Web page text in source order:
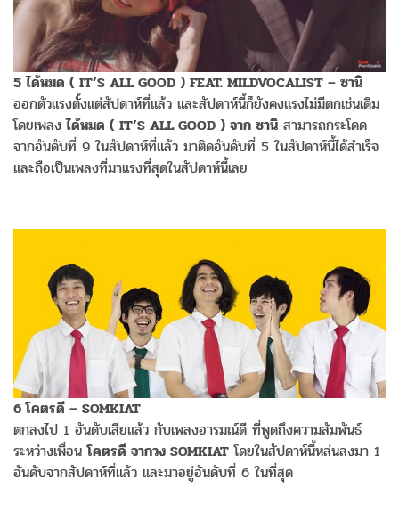
5 ได้หมด ( IT’S ALL GOOD ) FEAT. MILDVOCALIST – ซานิ
ออกตัวแรงตั้งแต่สัปดาห์ที่แล้ว และสัปดาห์นี้ก็ยังคงแรงไม่มีตกเช่นเดิม
โดยเพลงได้หมด ( IT’S ALL GOOD ) จาก ซานิ สามารถกระโดด
จากอันดับที่ 9 ในสัปดาห์ที่แล้ว มาติดอันดับที่ 5 ในสัปดาห์นี้ได้สำเร็จ
และถือเป็นเพลงที่มาแรงที่สุดในสัปดาห์นี้เลย
6 โคตรดี – SOMKIAT
ตกลงไป 1 อันดับเสียแล้ว กับเพลงอารมณ์ดี ที่พูดถึงความสัมพันธ์
ระหว่างเพื่อนโคตรดี จากวง SOMKIAT โดยในสัปดาห์นี้หล่นลงมา 1
อันดับจากสัปดาห์ที่แล้ว และมาอยู่อันดับที่ 6 ในที่สุด